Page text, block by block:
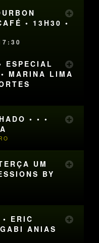
• 13H30 •
ESPECIAL
MARINA LIMA
• • •
UM
BY
ERIC
ANIAS